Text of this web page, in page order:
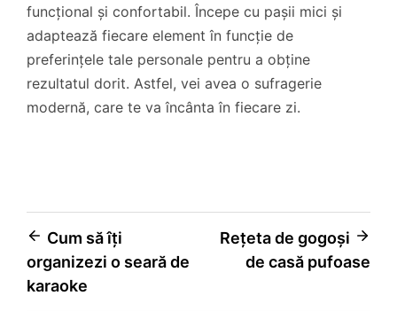
funcțional și confortabil. Începe cu pașii mici și
adaptează fiecare element în funcție de
preferințele tale personale pentru a obține
rezultatul dorit. Astfel, vei avea o sufragerie
modernă, care te va încânta în fiecare zi.
Navigare
în
Cum să îți
organizezi o seară de
karaoke
Rețeta de gogoși
de casă pufoase